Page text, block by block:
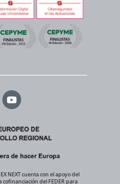
NEXT cuenta con el apoyo del
del FEDER para